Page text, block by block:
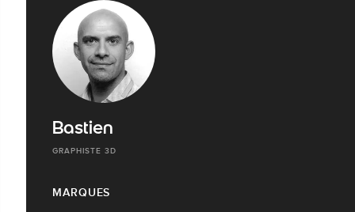
Bastien
GRAPHISTE 3D
MARQUES